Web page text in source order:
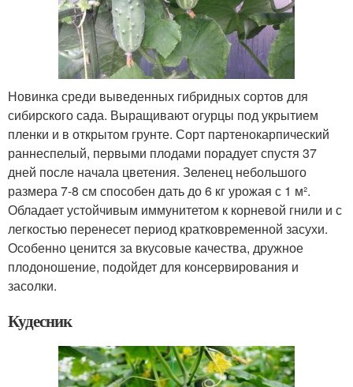
Новинка среди выведенных гибридных сортов для
сибирского сада. Выращивают огурцы под укрытием
пленки и в открытом грунте. Сорт партенокарпический
раннеспелый, первыми плодами порадует спустя 37
дней после начала цветения. Зеленец небольшого
размера 7-8 см способен дать до 6 кг урожая с 1 м².
Обладает устойчивым иммунитетом к корневой гнили и с
легкостью перенесет период кратковременной засухи.
Особенно ценится за вкусовые качества, дружное
плодоношение, подойдет для консервирования и
засолки.
Кудесник